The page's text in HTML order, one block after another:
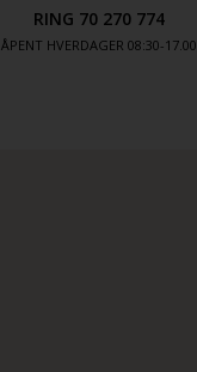
RING 70 270 774
ÅPENT HVERDAGER 08:30-17.00